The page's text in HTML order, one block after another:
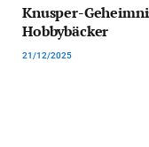
Knusper-
Hobbybäcker
21/12/2025